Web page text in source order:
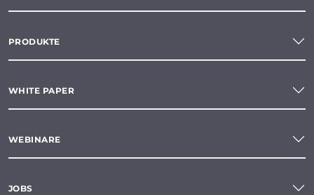
PRODUKTE
WHITE PAPER
WEBINARE
JOBS